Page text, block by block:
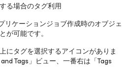
る場合のタグ利用
リケーションジョブ作成時のオブジェ
が可能です。
にタグを選択するアイコンがありま
Tags」ビュー、一番右は「Tags